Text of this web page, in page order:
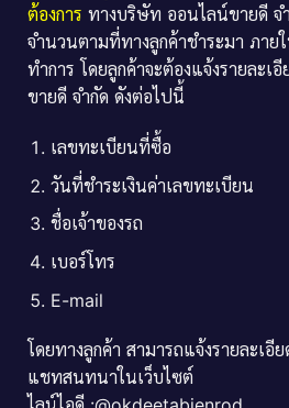
ต้องการ ทางบริษัท ออนไลน์ขายดี จ
จำนวนตามที่ทางลูกค้าชำระมา ภาย
ทำการ โดยลูกค้าจะต้องแจ้งรายละ
ขายดี จำกัด ดังต่อไปนี้
เลขทะเบียนที่ซื้อ
วันที่ชำระเงินค่าเลขทะเบียน
ชื่อเจ้าของรถ
เบอร์โทร
E-mail
โดยทางลูกค้า สามารถแจ้งรายละเอีย
แชทสนทนาในเว็บไซต์